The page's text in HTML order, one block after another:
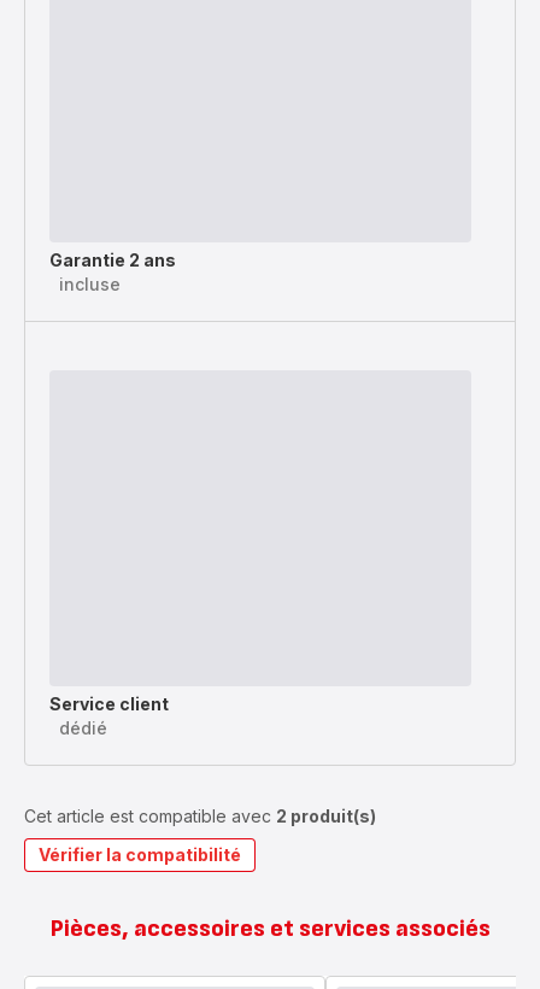
Garantie 2 ans
incluse
Service client
dédié
Cet article est compatible avec 2 produit(s)
Vérifier la compatibilité
Pièces, accessoires et services associés